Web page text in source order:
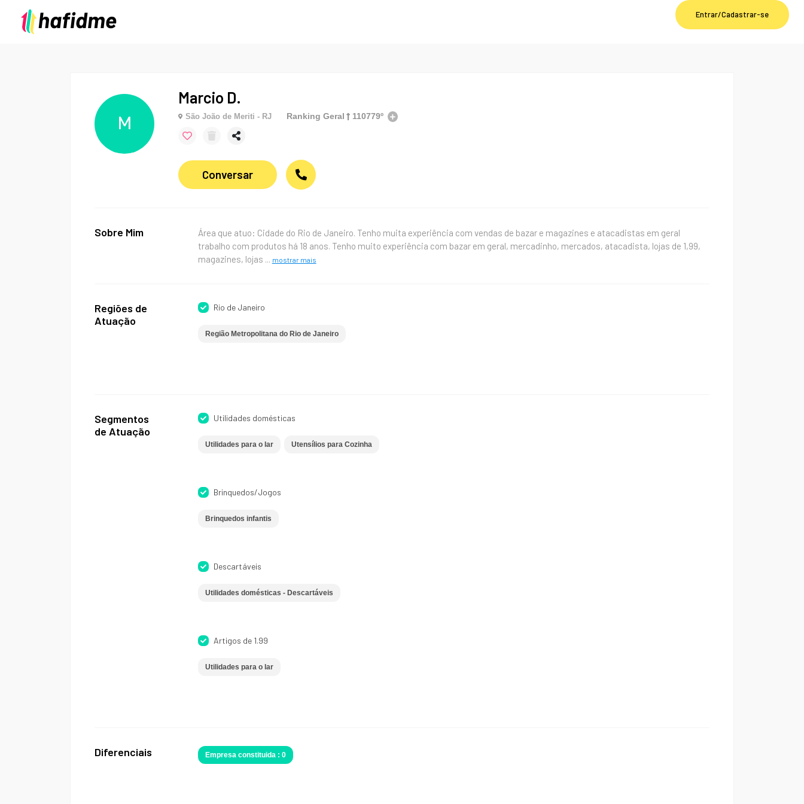
Entrar/Cadastrar-se
M
Marcio D.
São João de Meriti - RJ Ranking Geral 110779º
Conversar
Sobre Mim
Área que atuo: Cidade do Rio de Janeiro. Tenho muita experiência com vendas de bazar e magazines e atacadistas em geral
trabalho com produtos há 18 anos. Tenho muito experiência com bazar em geral, mercadinho, mercados, atacadista, lojas de 1,99,
magazines, lojas ... mostrar mais
Regiões de
Atuação
Rio de Janeiro
Região Metropolitana do Rio de Janeiro
Segmentos
de Atuação
Utilidades domésticas
Utilidades para o lar Utensílios para Cozinha
Brinquedos/Jogos
Brinquedos infantis
Descartáveis
Utilidades domésticas - Descartáveis
Artigos de 1.99
Utilidades para o lar
Diferenciais Empresa constituida : 0